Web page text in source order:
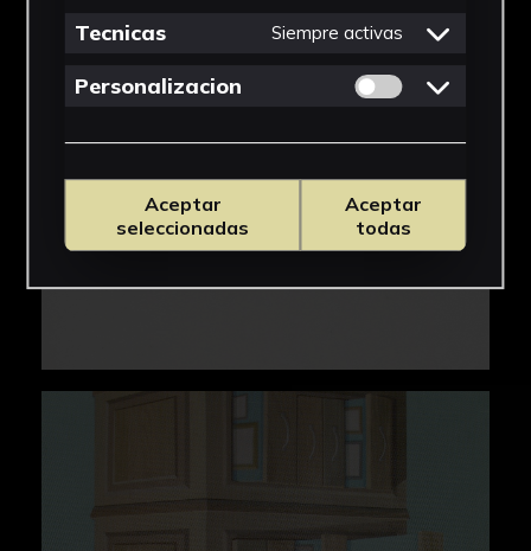
Tecnicas Siempre activas
Personalizacion Permitir cookies
Aceptar
seleccionadas
Aceptar
todas